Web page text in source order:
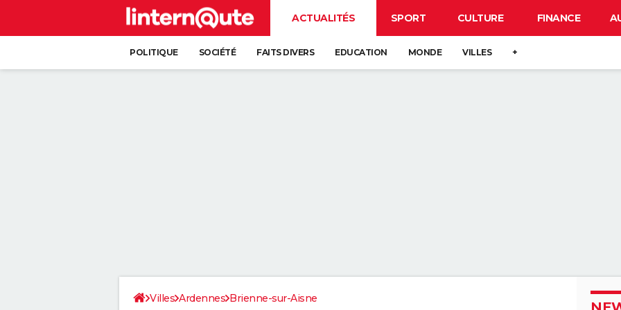
ACTUALITÉS SPORT CULTURE FINANCE
POLITIQUE SOCIÉTÉ FAITS DIVERS EDUCATION MONDE VILLES +
Villes Ardennes Brienne-sur-Aisne